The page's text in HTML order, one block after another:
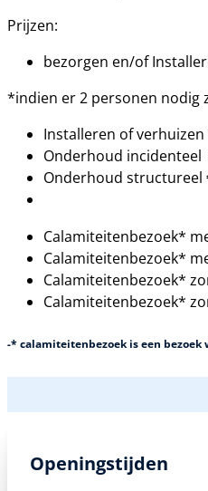
Prijzen:
bezorgen en/of
*indien er 2 personen nodig
Installeren of
Onderhoud incidenteel
Onderhoud structureel
Calamiteitenbezoek*
Calamiteitenbezoek*
Calamiteitenbezoek*
Calamiteitenbezoek*
-* calamiteitenbezoek is een
Openingstijden